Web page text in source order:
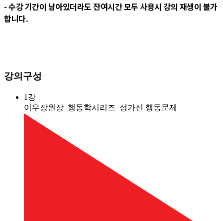
- 수강 기간이 남아있더라도 잔여시간 모두 사용시 강의 재생이 불가
합니다.
강의구성
1강
이우장원장_행동학시리즈_성가신 행동문제